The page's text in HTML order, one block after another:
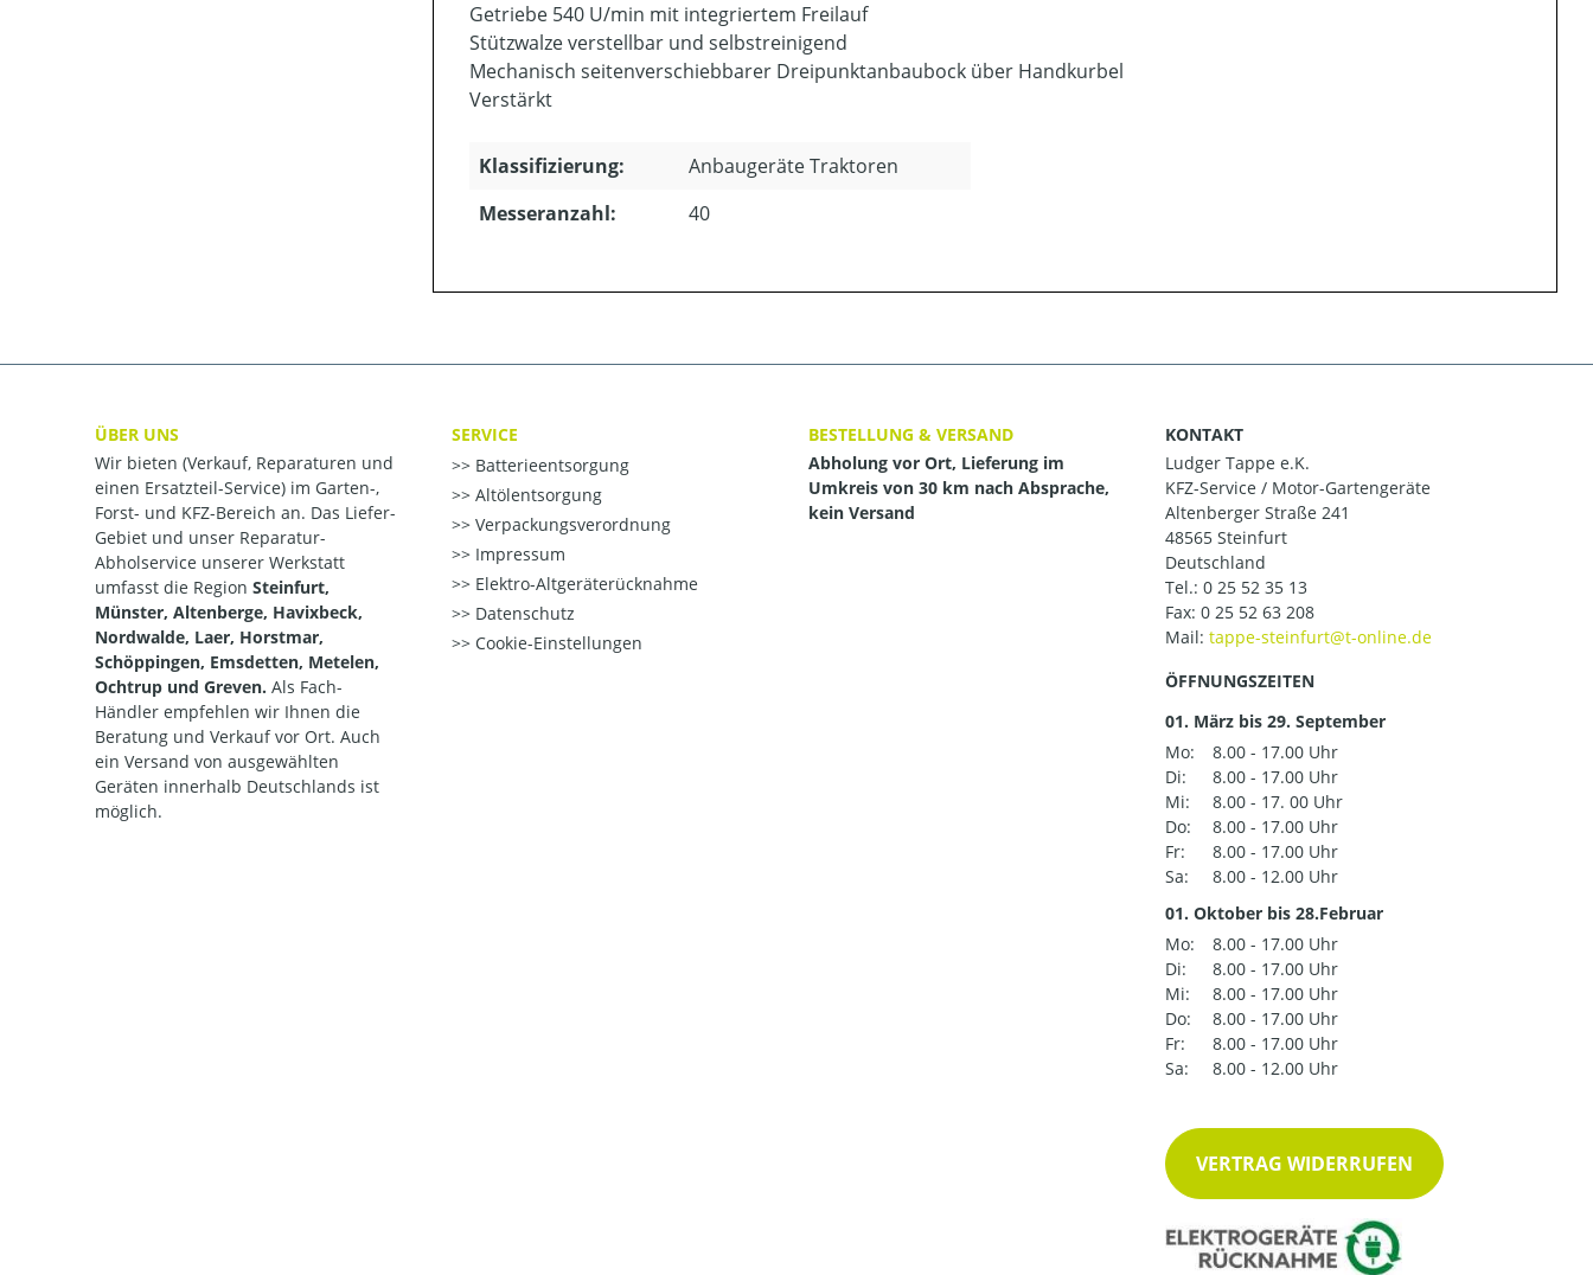
Getriebe 540 U/min mit integriertem Freilauf
Stützwalze verstellbar und selbstreinigend
Mechanisch seitenverschiebbarer Dreipunktanbaubock über Handkurbel
Verstärkt
Klassifizierung:
Anbaugeräte Traktoren
Messeranzahl:
40
ÜBER UNS
Wir bieten (Verkauf, Reparaturen und
einen Ersatzteil-Service) im Garten-,
Forst- und KFZ-Bereich an. Das Liefer-
Gebiet und unser Reparatur-
Abholservice unserer Werkstatt
umfasst die Region Steinfurt,
Münster, Altenberge, Havixbeck,
Nordwalde, Laer, Horstmar,
Schöppingen, Emsdetten, Metelen,
Ochtrup und Greven. Als Fach-
Händler empfehlen wir Ihnen die
Beratung und Verkauf vor Ort. Auch
ein Versand von ausgewählten
Geräten innerhalb Deutschlands ist
möglich.
SERVICE
Batterieentsorgung
Altölentsorgung
Verpackungsverordnung
Impressum
Elektro-Altgeräterücknahme
Datenschutz
Cookie-Einstellungen
BESTELLUNG & VERSAND
Abholung vor Ort, Lieferung im
Umkreis von 30 km nach Absprache,
kein Versand
KONTAKT
Ludger Tappe e.K.
KFZ-Service / Motor-Gartengeräte
Altenberger Straße 241
48565 Steinfurt
Deutschland
Tel.: 0 25 52 35 13
Fax: 0 25 52 63 208
Mail:
ÖFFNUNGSZEITEN
01. März bis 29. September
Mo:
8.00 - 17.00 Uhr
Di:
8.00 - 17.00 Uhr
Mi:
8.00 - 17. 00 Uhr
Do:
8.00 - 17.00 Uhr
Fr:
8.00 - 17.00 Uhr
Sa:
8.00 - 12.00 Uhr
01. Oktober bis 28.Februar
Mo:
8.00 - 17.00 Uhr
Di:
8.00 - 17.00 Uhr
Mi:
8.00 - 17.00 Uhr
Do:
8.00 - 17.00 Uhr
Fr:
8.00 - 17.00 Uhr
Sa:
8.00 - 12.00 Uhr
VERTRAG WIDERRUFEN